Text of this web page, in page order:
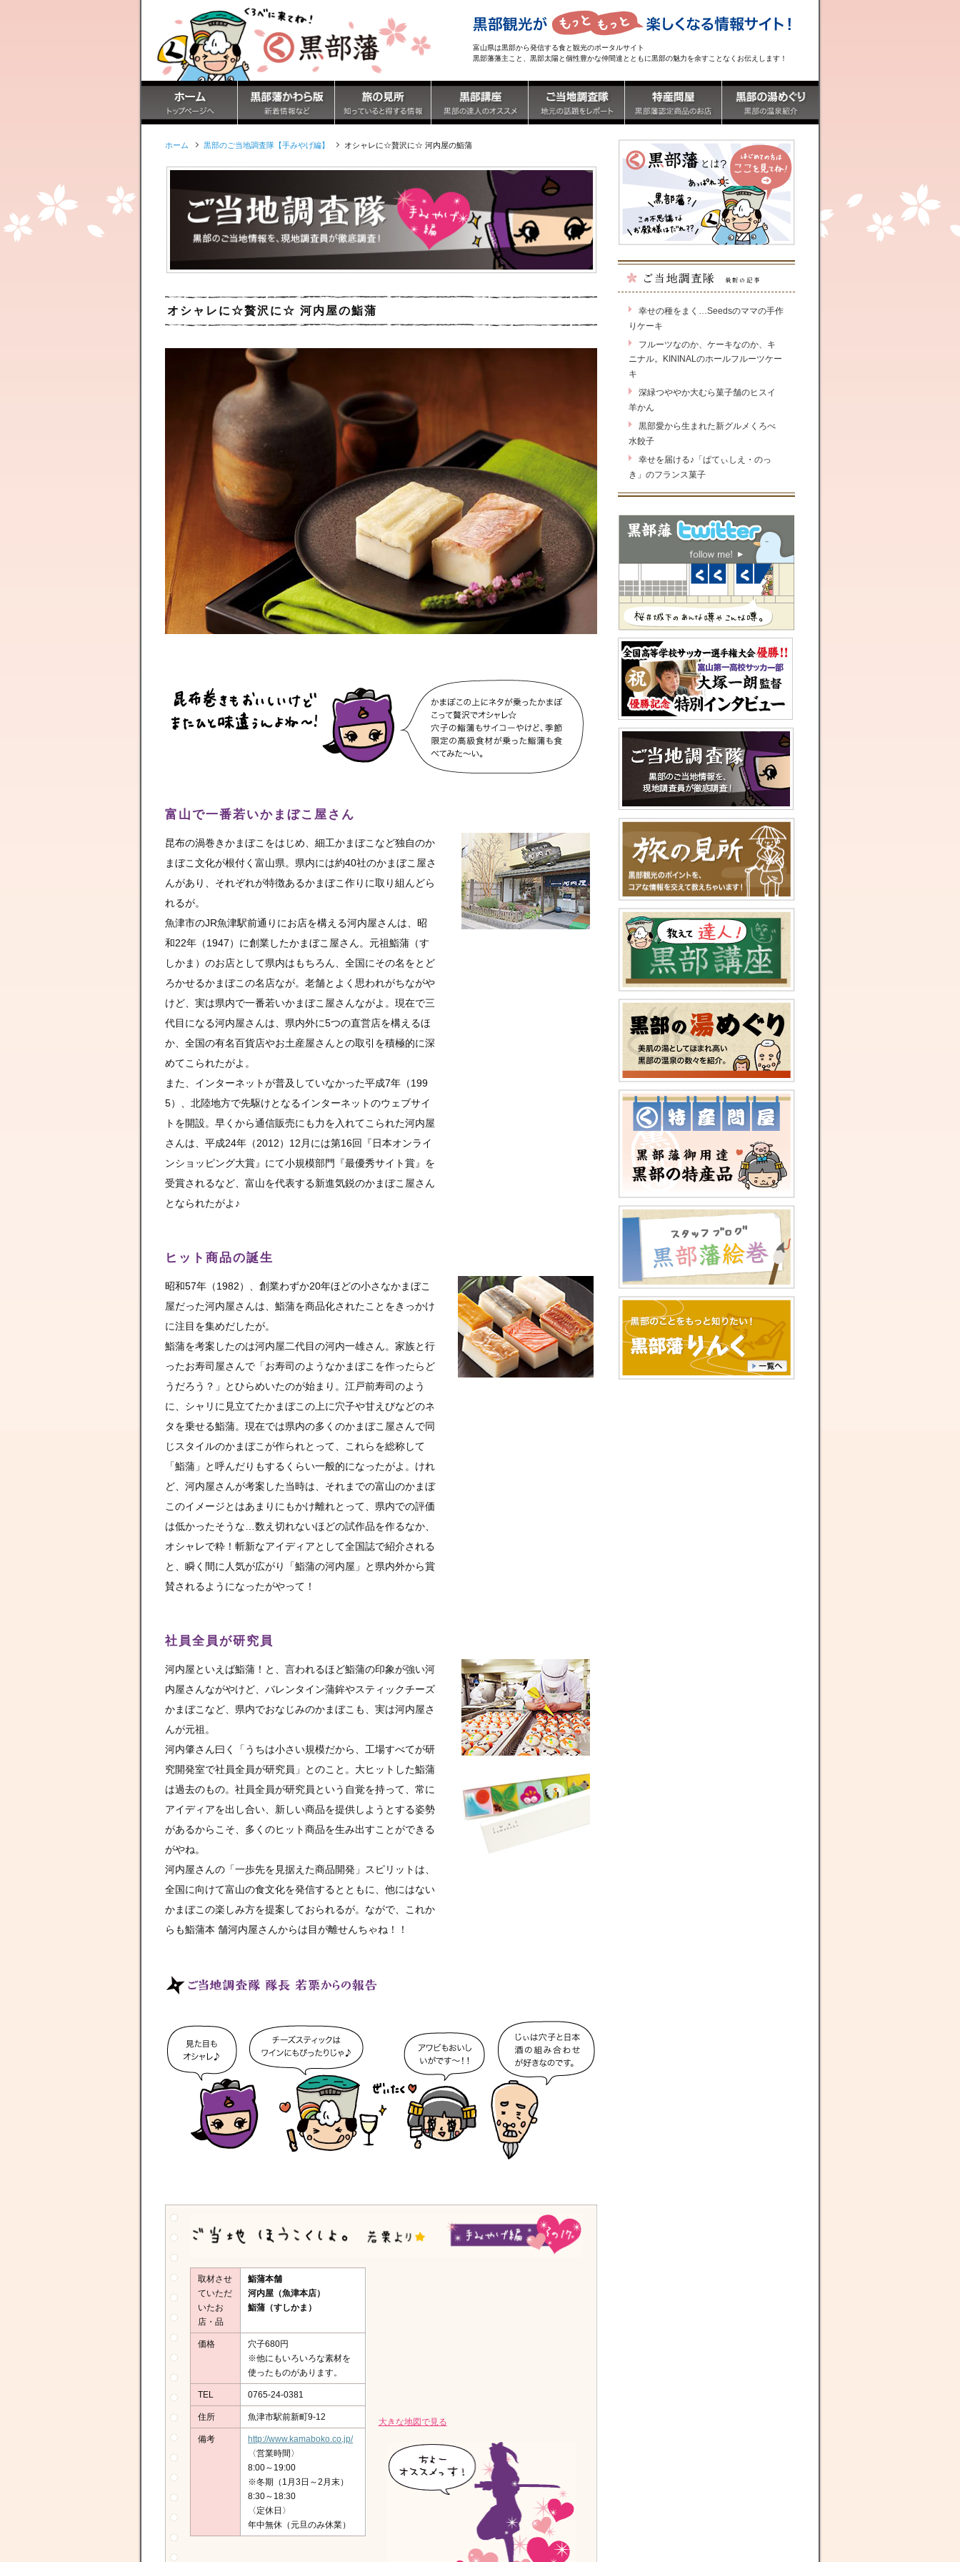
富山県は黒部から発信する食と観光のポータルサイト
黒部藩藩主こと、黒部太陽と個性豊かな仲間達とともに黒部の魅力を余すことなくお伝えします！
ホーム 黒部のご当地調査隊【手みやげ編】 オシャレに☆贅沢に☆ 河内屋の鮨蒲
オシャレに☆贅沢に☆ 河内屋の鮨蒲
富山で一番若いかまぼこ屋さん
昆布の渦巻きかまぼこをはじめ、細工かまぼこなど独自のか
まぼこ文化が根付く富山県。県内には約40社のかまぼこ屋さ
んがあり、それぞれが特徴あるかまぼこ作りに取り組んどら
れるが。
魚津市のJR魚津駅前通りにお店を構える河内屋さんは、昭
和22年（1947）に創業したかまぼこ屋さん。元祖鮨蒲（す
しかま）のお店として県内はもちろん、全国にその名をとど
ろかせるかまぼこの名店なが。老舗とよく思われがちながや
けど、実は県内で一番若いかまぼこ屋さんながよ。現在で三
代目になる河内屋さんは、県内外に5つの直営店を構えるほ
か、全国の有名百貨店やお土産屋さんとの取引を積極的に深
めてこられたがよ。
また、インターネットが普及していなかった平成7年（199
5）、北陸地方で先駆けとなるインターネットのウェブサイ
トを開設。早くから通信販売にも力を入れてこられた河内屋
さんは、平成24年（2012）12月には第16回『日本オンライ
ンショッピング大賞』にて小規模部門『最優秀サイト賞』を
受賞されるなど、富山を代表する新進気鋭のかまぼこ屋さん
となられたがよ♪
ヒット商品の誕生
昭和57年（1982）、創業わずか20年ほどの小さなかまぼこ
屋だった河内屋さんは、鮨蒲を商品化されたことをきっかけ
に注目を集めだしたが。
鮨蒲を考案したのは河内屋二代目の河内一雄さん。家族と行
ったお寿司屋さんで「お寿司のようなかまぼこを作ったらど
うだろう？」とひらめいたのが始まり。江戸前寿司のよう
に、シャリに見立てたかまぼこの上に穴子や甘えびなどのネ
タを乗せる鮨蒲。現在では県内の多くのかまぼこ屋さんで同
じスタイルのかまぼこが作られとって、これらを総称して
「鮨蒲」と呼んだりもするくらい一般的になったがよ。けれ
ど、河内屋さんが考案した当時は、それまでの富山のかまぼ
このイメージとはあまりにもかけ離れとって、県内での評価
は低かったそうな…数え切れないほどの試作品を作るなか、
オシャレで粋！斬新なアイディアとして全国誌で紹介される
と、瞬く間に人気が広がり「鮨蒲の河内屋」と県内外から賞
賛されるようになったがやって！
社員全員が研究員
河内屋といえば鮨蒲！と、言われるほど鮨蒲の印象が強い河
内屋さんながやけど、バレンタイン蒲鉾やスティックチーズ
かまぼこなど、県内でおなじみのかまぼこも、実は河内屋さ
んが元祖。
河内肇さん曰く「うちは小さい規模だから、工場すべてが研
究開発室で社員全員が研究員」とのこと。大ヒットした鮨蒲
は過去のもの。社員全員が研究員という自覚を持って、常に
アイディアを出し合い、新しい商品を提供しようとする姿勢
があるからこそ、多くのヒット商品を生み出すことができる
がやね。
河内屋さんの「一歩先を見据えた商品開発」スピリットは、
全国に向けて富山の食文化を発信するとともに、他にはない
かまぼこの楽しみ方を提案しておられるが。ながで、これか
らも鮨蒲本 舗河内屋さんからは目が離せんちゃね！！
取材させ
ていただ
いたお
店・品
鮨蒲本舗
河内屋（魚津本店）
鮨蒲（すしかま）
価格
穴子680円
※他にもいろいろな素材を
使ったものがあります。
TEL 0765-24-0381
住所 魚津市駅前新町9-12
備考
http://www.kamaboko.co.jp/
〈営業時間〉
8:00～19:00
※冬期（1月3日～2月末）
8:30～18:30
〈定休日〉
年中無休（元旦のみ休業）
大きな地図で見る
ご当地調査隊 最新の記事
幸せの種をまく…Seedsのママの手作
りケーキ
フルーツなのか、ケーキなのか、キ
ニナル。KININALのホールフルーツケー
キ
深緑つややか大むら菓子舗のヒスイ
羊かん
黒部愛から生まれた新グルメくろべ
水餃子
幸せを届ける♪「ぱてぃしえ・のっ
き」のフランス菓子